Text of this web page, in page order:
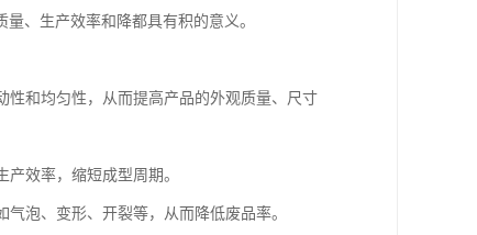
、生产效率和降都具有积的意义。
性和均匀性，从而提高产品的外观质量、尺寸
效率，缩短成型周期。
泡、变形、开裂等，从而降低废品率。